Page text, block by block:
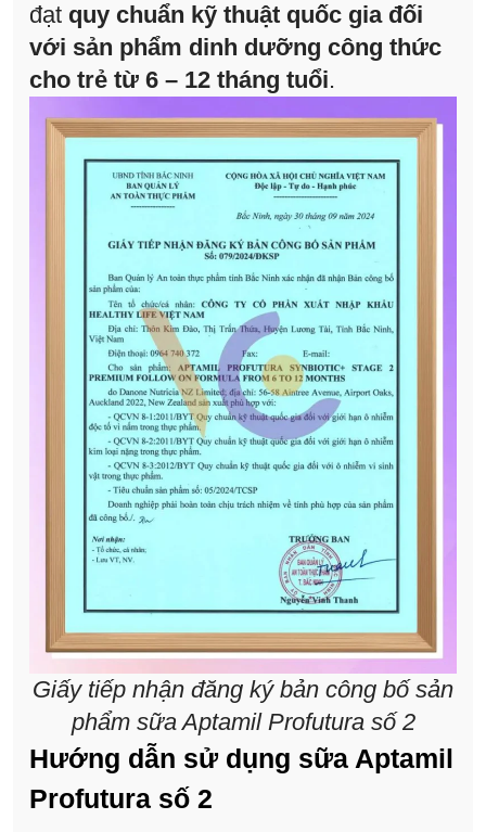
đạt quy chuẩn kỹ thuật quốc gia đối
với sản phẩm dinh dưỡng công thức
cho trẻ từ 6 – 12 tháng tuổi.
Giấy tiếp nhận đăng ký bản công bố sản
phẩm sữa Aptamil Profutura số 2
Hướng dẫn sử dụng sữa Aptamil
Profutura số 2